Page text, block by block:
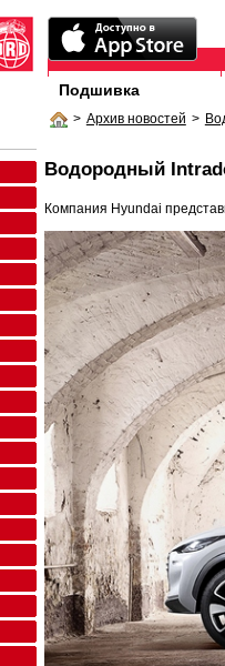
Подшивка
> Архив новостей >
Водородный
Компания Hyundai